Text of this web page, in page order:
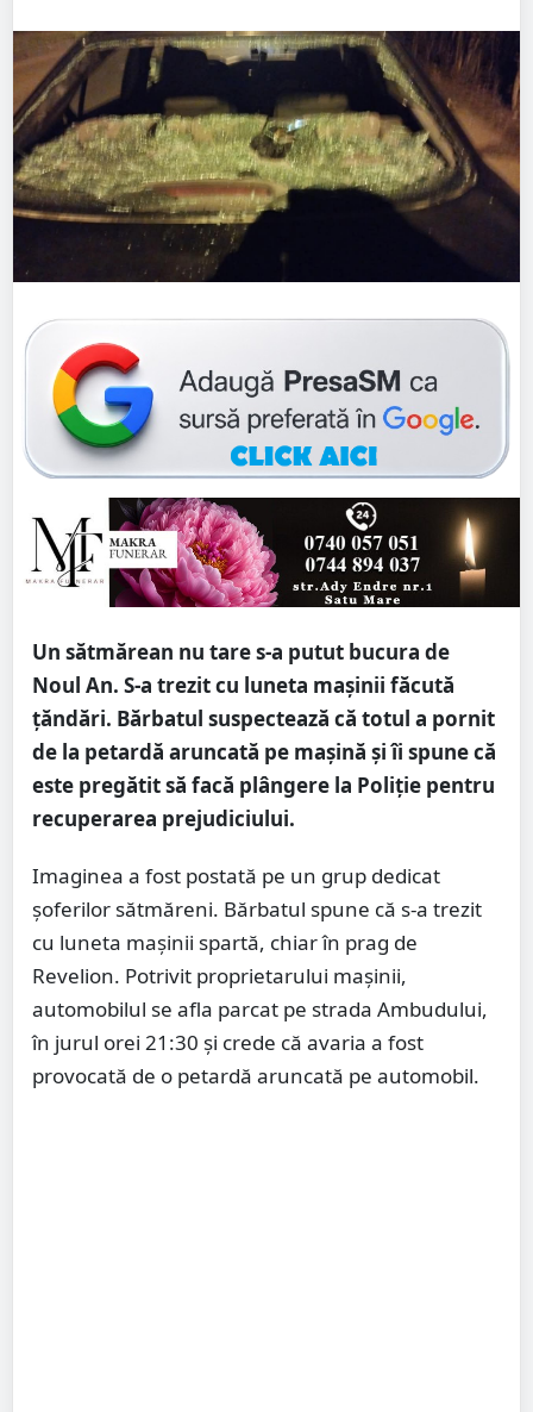
Un sătmărean nu tare s-a putut bucura de
Noul An. S-a trezit cu luneta mașinii făcută
țăndări. Bărbatul suspectează că totul a pornit
de la petardă aruncată pe mașină și îi spune că
este pregătit să facă plângere la Poliție pentru
recuperarea prejudiciului.
Imaginea a fost postată pe un grup dedicat
șoferilor sătmăreni. Bărbatul spune că s-a trezit
cu luneta mașinii spartă, chiar în prag de
Revelion. Potrivit proprietarului mașinii,
automobilul se afla parcat pe strada Ambudului,
în jurul orei 21:30 și crede că avaria a fost
provocată de o petardă aruncată pe automobil.